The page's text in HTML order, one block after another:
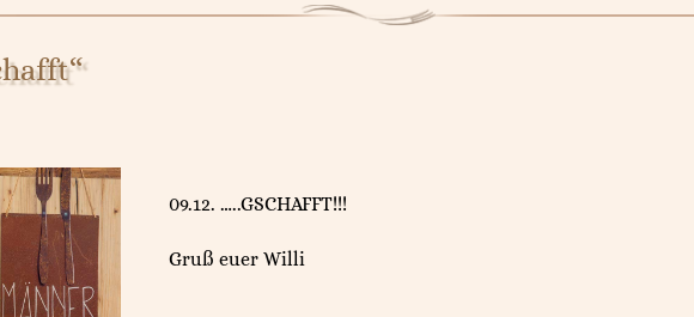
09.12. …..GSCHAFFT!!!
Gruß euer Willi